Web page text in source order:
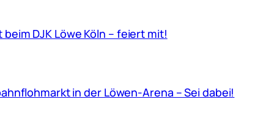
DJK Löwe Köln – feiert mit!
in der Löwen-Arena – Sei dabei!